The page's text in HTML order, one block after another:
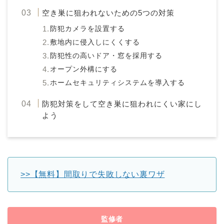
空き巣に狙われないための5つの対策
防犯カメラを設置する
敷地内に侵入しにくくする
防犯性の高いドア・窓を採用する
オープン外構にする
ホームセキュリティシステムを導入する
防犯対策をして空き巣に狙われにくい家にし
よう
>>【無料】間取りで失敗しない裏ワザ
監修者